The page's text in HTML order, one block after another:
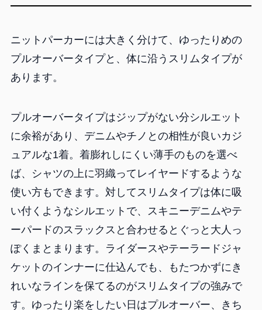
ニットパーカーには大きく分けて、ゆったりめの
プルオーバータイプと、体に沿うスリムタイプが
あります。
プルオーバータイプはジップがない分シルエット
に余裕があり、デニムやチノとの相性が良いカジ
ュアルな1着。着膨れしにくい薄手のものを選べ
ば、シャツの上に羽織ってレイヤードするような
使い方もできます。対してスリムタイプは体に吸
い付くようなシルエットで、スキニーデニムやテ
ーパードのスラックスと合わせるとぐっと大人っ
ぽくまとまります。ライダースやテーラードジャ
ケットのインナーに仕込んでも、もたつかずにき
れいなラインを保てるのがスリムタイプの強みで
す。ゆったり楽をしたい日はプルオーバー、きち